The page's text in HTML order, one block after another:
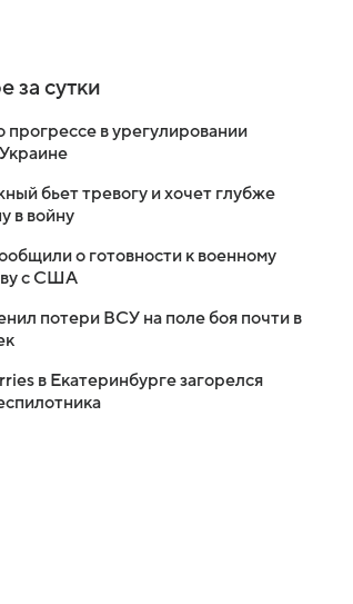
за сутки
прогрессе в урегулировании
бьет тревогу и хочет глубже
в войну
о готовности к военному
с США
потери ВСУ на поле боя почти в
в Екатеринбурге загорелся